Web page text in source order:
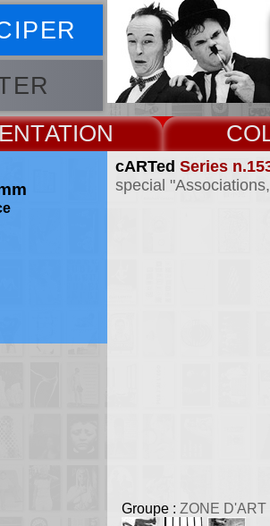
cARTed Series
special
Groupe : ZONE D'ART